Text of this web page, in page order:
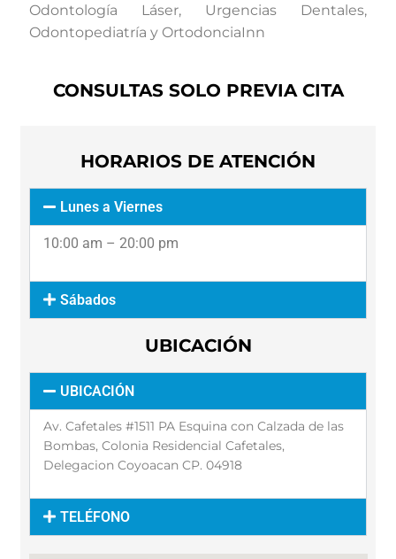
Odontología Láser, Urgencias Dentales,
Odontopediatría y OrtodonciaInn
CONSULTAS SOLO PREVIA CITA
HORARIOS DE ATENCIÓN
Lunes a Viernes
10:00 am – 20:00 pm
Sábados
UBICACIÓN
UBICACIÓN
Av. Cafetales #1511 PA Esquina con Calzada de las
Bombas, Colonia Residencial Cafetales,
Delegacion Coyoacan CP. 04918
TELÉFONO